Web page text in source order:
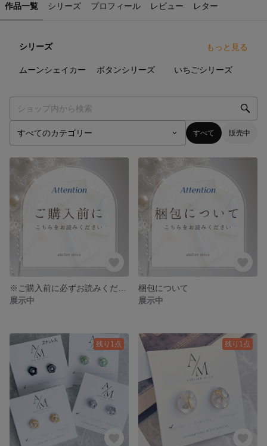
作品一覧 シリーズ プロフィール レビュー レター
シリーズ もっと見る
ムーンシェイカー ボタンシリーズ いちごシリーズ
すべて 販売中
展示中
梱包について
展示中
残り1点 残り1点